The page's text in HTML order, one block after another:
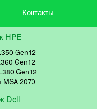
Контакты
HPE
Gen12
Gen12
Gen12
MSA 2070
Dell